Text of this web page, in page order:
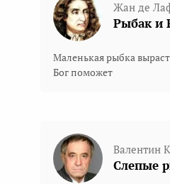
Жан де
Рыбак и
Маленькая рыбка
Бог поможет
Валентин
Слепые